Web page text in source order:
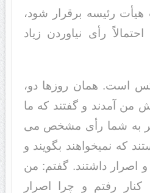
هیأت رئیسه برقرار شود‌‌،
رأی نیاورد‌‌ن زیاد‌‌
است. همان روزها د‌‌و،
من آمد‌‌ند‌‌ و گفتند‌‌ که ما
کرد‌‌یم، ۴۸ نفر به شما رأی مشخص می
که نمیخواهند‌‌ بگویند‌‌ و
اصرار د‌‌اشتند‌‌. گفتم: من
رفتم و چرا اصرار